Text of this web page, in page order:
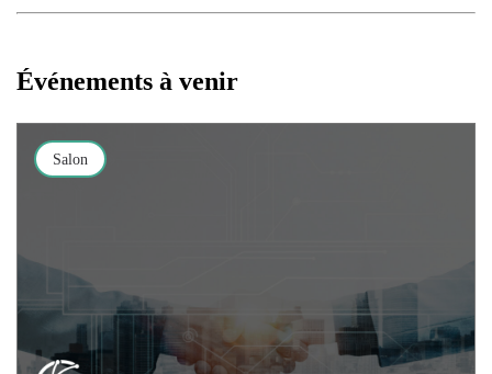
Événements à venir
Salon